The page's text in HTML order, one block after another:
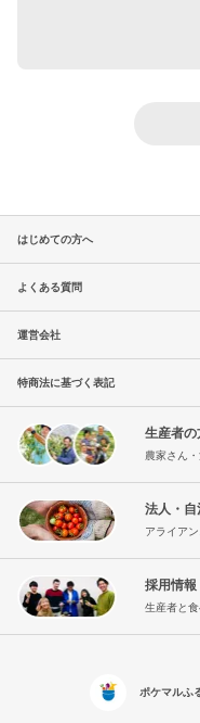
はじめての方へ
よくある質問
運営会社
特商法に基づく表記
生産者の
農家さん
法人・自
アライア
採用情報
生産者と
ポケマルふ